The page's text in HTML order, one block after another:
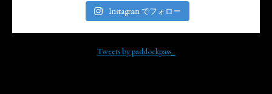
Instagram でフォロー
Tweets by paddockpass_